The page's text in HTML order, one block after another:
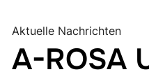
Aktuelle Nachrichten
A-ROSA